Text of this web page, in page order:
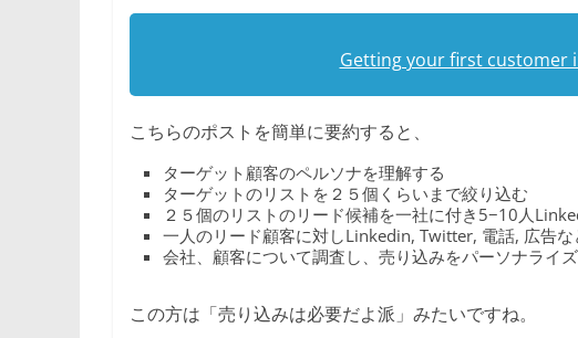
Getting your first customer
こちらのポストを簡単に要約すると、
ターゲット顧客のペルソナを理解する
ターゲットのリストを２５個くらいまで絞り込む
２５個のリストのリード候補を一社に付き5−10人
一人のリード顧客に対しLinkedin, Twitter, 電話, 広告
会社、顧客について調査し、売り込みをパーソナライ
この方は「売り込みは必要だよ派」みたいですね。